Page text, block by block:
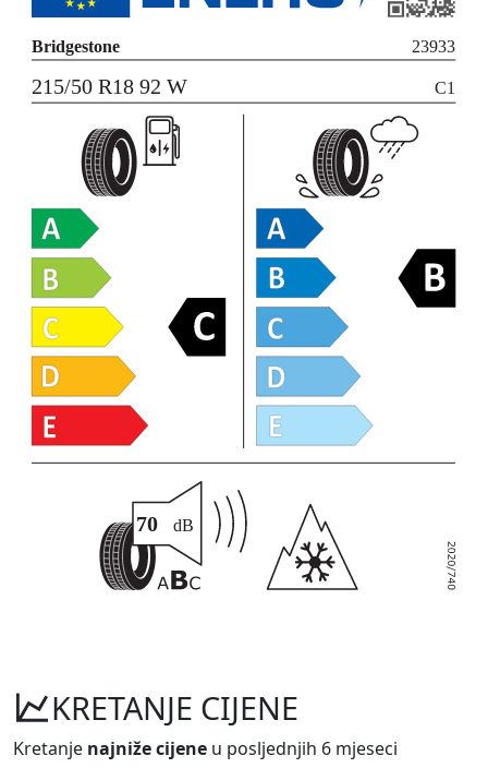
KRETANJE CIJENE
Kretanje najniže cijene u posljednjih 6 mjeseci